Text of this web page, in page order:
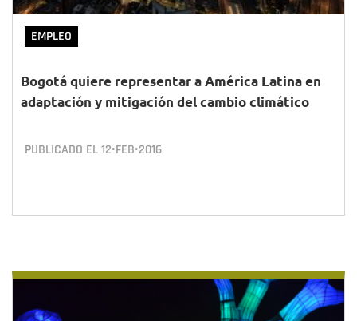
EMPLEO
Bogotá quiere representar a América Latina en
adaptación y mitigación del cambio climático
PUBLICADO EL12•FEB•2016